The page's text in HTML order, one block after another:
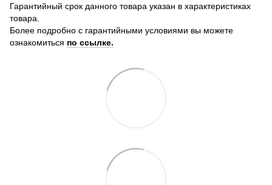
Гарантийный срок данного товара указан в характеристиках
товара.
Более подробно с гарантийными условиями вы можете
ознакомиться по ссылке.